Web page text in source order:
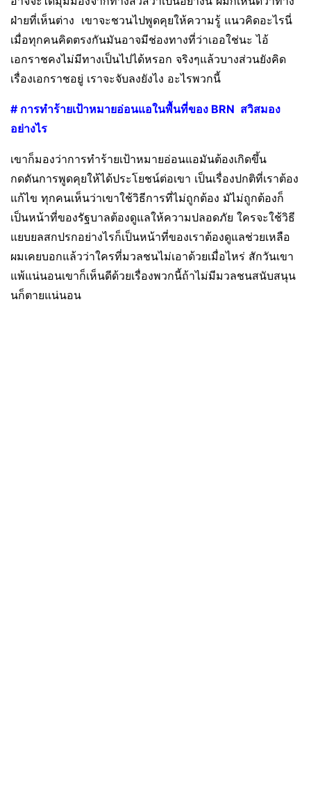
ฝ่ายที่เห็นต่าง เขาจะชวนไปพูดคุยให้ความรู้ แนวคิดอะไรนี่
เมื่อทุกคนคิดตรงกันมันอาจมีช่องทางที่ว่าเออใช่นะ ไอ้
เอกราชคงไม่มีทางเป็นไปได้หรอก จริงๆแล้วบางส่วนยังคิด
เรื่องเอกราชอยู่ เราจะจับลงยังไง อะไรพวกนี้
# การทำร้ายเป้าหมายอ่อนแอในพื้นที่ของ BRN สวิสมอง
อย่างไร
เขาก็มองว่าการทำร้ายเป้าหมายอ่อนแอมันต้องเกิดขึ้น
กดดันการพูดคุยให้ได้ประโยชน์ต่อเขา เป็นเรื่องปกติที่เราต้อง
แก้ไข ทุกคนเห็นว่าเขาใช้วิธีการที่ไม่ถูกต้อง มัไม่ถูกต้องก็
เป็นหน้าที่ของรัฐบาลต้องดูแลให้ความปลอดภัย ใครจะใช้วิธี
แยบยลสกปรกอย่างไรก็เป็นหน้าที่ของเราต้องดูแลช่วยเหลือ
ผมเคยบอกแล้วว่าใครที่มวลชนไม่เอาด้วยเมื่อไหร่ สักวันเขา
แพ้แน่นอนเขาก็เห็นดีด้วยเรื่องพวกนี้ถ้าไม่มีมวลชนสนับสนุน
นก็ตายแน่นอน